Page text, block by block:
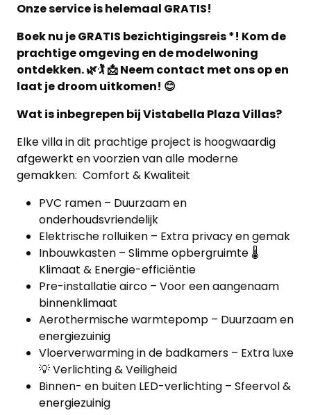
Lopende
projecten
Panden
ons
Ons
team
Ons
kantoor
Onze service is helemaal GRATIS!
Boek nu je GRATIS bezichtigingsreis *! Kom de
prachtige omgeving en de modelwoning
ontdekken. 🌿🏌️ 📩 Neem contact met ons op en
laat je droom uitkomen! 😊
Wat is inbegrepen bij Vistabella Plaza Villas?
Elke villa in dit prachtige project is hoogwaardig
afgewerkt en voorzien van alle moderne
gemakken: Comfort & Kwaliteit
PVC ramen – Duurzaam en
onderhoudsvriendelijk
Elektrische rolluiken – Extra privacy en gemak
Inbouwkasten – Slimme opbergruimte 🌡
Klimaat & Energie-efficiëntie
Pre-installatie airco – Voor een aangenaam
binnenklimaat
Aerothermische warmtepomp – Duurzaam en
energiezuinig
Vloerverwarming in de badkamers – Extra luxe
💡 Verlichting & Veiligheid
Binnen- en buiten LED-verlichting – Sfeervol &
energiezuinig